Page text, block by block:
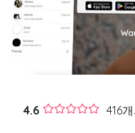
4.6 416